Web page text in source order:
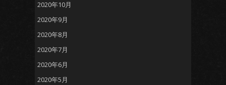
2020年10月
2020年9月
2020年8月
2020年7月
2020年6月
2020年5月